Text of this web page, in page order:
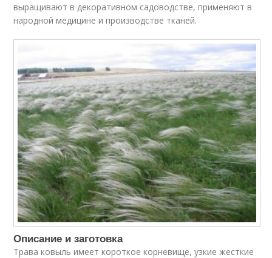
выращивают в декоративном садоводстве, применяют в
народной медицине и производстве тканей.
Описание и заготовка
Трава ковыль имеет короткое корневище, узкие жесткие